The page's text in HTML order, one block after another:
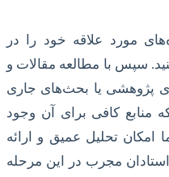
مورد علاقه خود را در
سپس با مطالعه مقالات و
پژوهشی یا بحث‌های جاری
منابع کافی برای آن وجود
تحلیل عمیق و ارائه
مجرب در این مرحله